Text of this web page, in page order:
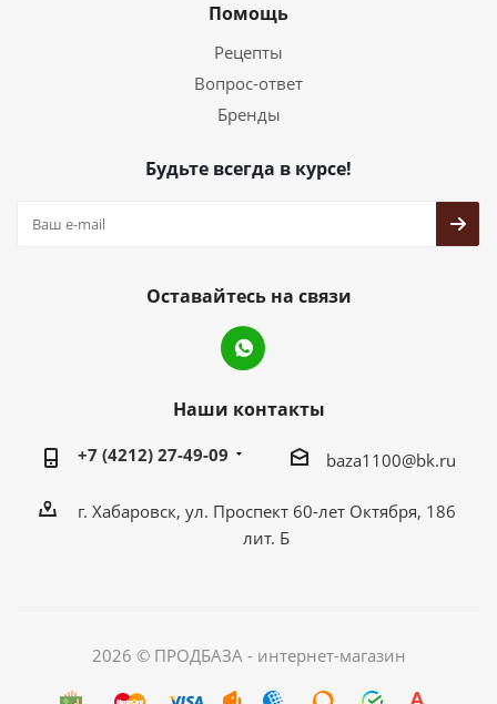
Помощь
Рецепты
Вопрос-ответ
Бренды
Будьте всегда в курсе!
Оставайтесь на связи
Наши контакты
+7 (4212) 27-49-09 baza1100@bk.ru
г. Хабаровск, ул. Проспект 60-лет Октября, 186
лит. Б
2026 © ПРОДБАЗА - интернет-магазин